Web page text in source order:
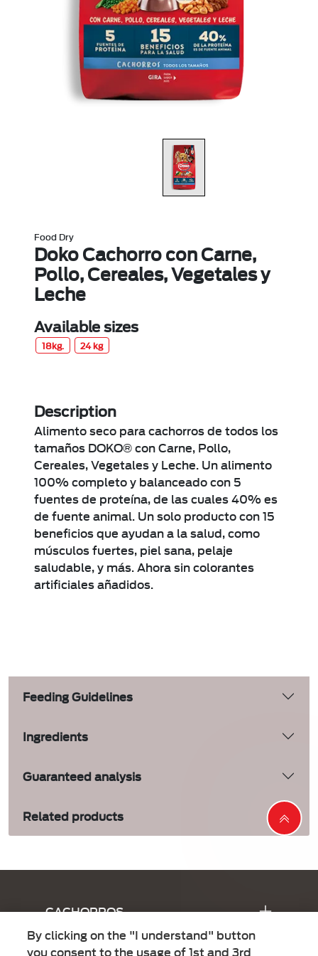
Food Dry
Doko Cachorro con Carne,
Pollo, Cereales, Vegetales y
Leche
Available sizes
18kg. 24 kg
Description
Alimento seco para cachorros de todos los
tamaños DOKO® con Carne, Pollo,
Cereales, Vegetales y Leche. Un alimento
100% completo y balanceado con 5
fuentes de proteína, de las cuales 40% es
de fuente animal. Un solo producto con 15
beneficios que ayudan a la salud, como
músculos fuertes, piel sana, pelaje
saludable, y más. Ahora sin colorantes
artificiales añadidos.
Feeding Guidelines
Ingredients
Guaranteed analysis
Related products
CACHORROS
ADULTOS
By clicking on the "I understand" button
you consent to the usage of 1st and 3rd